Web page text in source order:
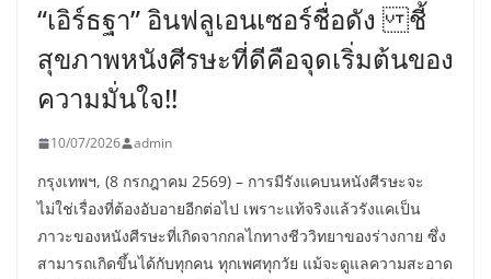
“เอิร์ธฐา” อินฟลูเอนเซอร์ชื่อดัง ชี้
สุขภาพหนังศีรษะที่ดีคือจุดเริ่มต้นของ
ความมั่นใจ!!
10/07/2026 admin
กรุงเทพฯ, (8 กรกฎาคม 2569) – การมีรังแคบนหนังศีรษะจะ
ไม่ใช่เรื่องที่ต้องอับอายอีกต่อไป เพราะแท้จริงแล้วรังแคเป็น
ภาวะของหนังศีรษะที่เกิดจากกลไกทางชีววิทยาของร่างกาย ซึ่ง
สามารถเกิดขึ้นได้กับทุกคน ทุกเพศทุกวัย แม้จะดูแลความสะอาด